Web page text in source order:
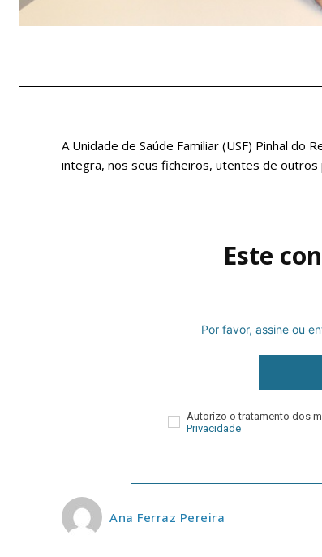
A Unidade de Saúde Familiar (USF) Pinhal do
integra, nos seus ficheiros, utentes de
Este
Por favor, assine ou
Autorizo o tratamento dos
Privacidade
Ana Ferraz Pereira